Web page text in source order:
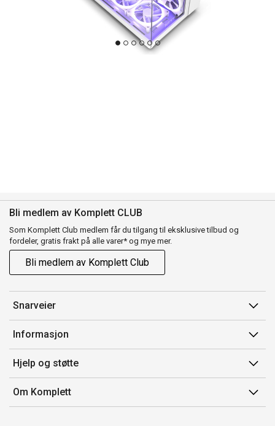
Bli medlem av Komplett CLUB
Som Komplett Club medlem får du tilgang til eksklusive tilbud og
fordeler, gratis frakt på alle varer* og mye mer.
Bli medlem av Komplett Club
Snarveier
Min side
Ordreoversikt
Flex
Komplett Club
Informasjon
Salgsbetingelser
Medlemsvilkår for Komplett Club
Merker/produsent
Hjelp og støtte
Kontakt oss
Kundeservice
Om Komplett